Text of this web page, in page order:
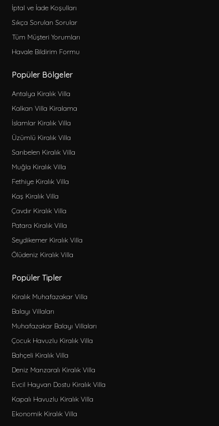
İptal ve İade Koşulları
Sıkça Sorulan Sorular
Tüm Müşteri Yorumları
Havale Bildirim Formu
Popüler Bölgeler
Antalya Kiralık Villa
Kalkan Villa Kiralama
İslamlar Kiralık Villa
Üzümlü Kiralık Villa
Sarıbelen Kiralık Villa
Muğla Kiralık Villa
Fethiye Kiralık Villa
Kaş Kiralık Villa
Çavdır Kiralık Villa
Patara Kiralık Villa
Seydikemer Kiralık Villa
Ölüdeniz Kiralık Villa
Popüler Tipler
Kiralık Muhafazakar Villa
Balayı Villaları
Muhafazakar Balayı Villaları
Çocuk Havuzlu Kiralık Villa
Bahçeli Kiralık Villa
Deniz Manzaralı Kiralık Villa
Evcil Hayvan Dostu Kiralık Villa
Kapalı Havuzlu Kiralık Villa
Ekonomik Kiralık Villa